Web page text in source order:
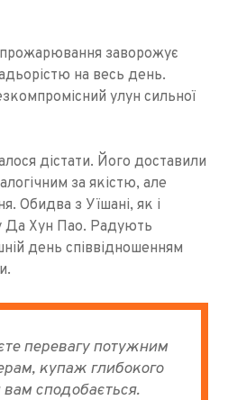
заворожує
на весь день.
улун сильної
дістати. Його доставили
за якістю, але
Обидва з Уїшані, як і
Да Хун Пао. Радують
день співвідношенням
перевагу потужним
купаж глибокого
сподобається.